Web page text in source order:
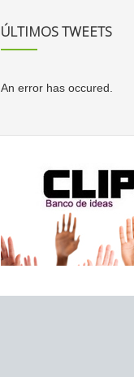
ÚLTIMOS TWEETS
An error has occured.